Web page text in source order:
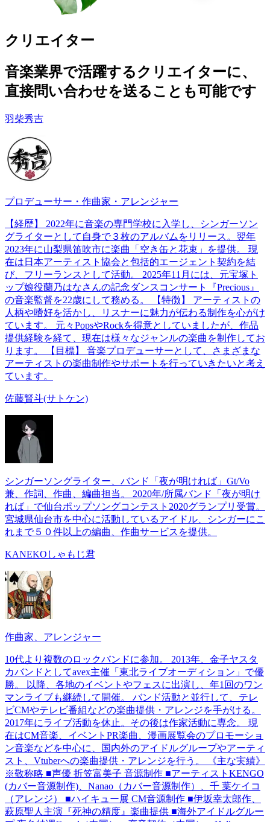
クリエイター
音楽業界で活躍するクリエイターに、
直接問い合わせを送ることも可能です
羽柴秀吉
プロデューサー・作曲家・アレンジャー
【経歴】 2022年に音楽の専門学校に入学し、シンガーソン
グライターとして自身で３枚のアルバムをリリース。翌年
2023年に山梨県笛吹市に楽曲「空き缶と花束」を提供。 現
在は日本アーティスト協会と包括的エージェント契約を結
び、フリーランスとして活動。 2025年11月には、元宝塚ト
ップ娘役蘭乃はなさんの記念ダンスコンサート『Precious』
の音楽監督を22歳にして務める。 【特徴】 アーティストの
人柄や嗜好を活かし、リスナーに魅力が伝わる制作を心がけ
ています。 元々PopsやRockを得意としていましたが、作品
提供経験を経て、現在は様々なジャンルの楽曲を制作してお
ります。 【目標】 音楽プロデューサーとして、さまざまな
アーティストの楽曲制作やサポートを行っていきたいと考え
ています。
佐藤賢斗(サトケン)
シンガーソングライター、バンド「夜が明ければ」Gt/Vo
兼、作詞、作曲、編曲担当。 2020年/所属バンド「夜が明け
れば」で仙台ポップソングコンテスト2020グランプリ受賞。
宮城県仙台市を中心に活動しているアイドル、シンガーにこ
れまで５０件以上の編曲、作曲サービスを提供。
KANEKOしゃもじ君
作曲家、アレンジャー
10代より複数のロックバンドに参加。 2013年、金子ヤスタ
カバンドとしてavex主催「東北ライブオーディション」で優
勝。 以降、各地のイベントやフェスに出演し、年1回のワン
マンライブも継続して開催。 バンド活動と並行して、テレ
ビCMやテレビ番組などの楽曲提供・アレンジを手がける。
2017年にライブ活動を休止。その後は作家活動に専念。 現
在はCM音楽、イベントPR楽曲、漫画展覧会のプロモーショ
ン音楽などを中心に、国内外のアイドルグループやアーティ
スト、Vtuberへの楽曲提供・アレンジを行う。 《主な実績》
※敬称略 ■声優 折笠富美子 音源制作 ■アーティストKENGO
(カバー音源制作)、Nanao（カバー音源制作）、千 葉ケイコ
（アレンジ） ■ハイキュー展 CM音源制作 ■伊坂幸太郎作、
萩原聖人主演『死神の精度』楽曲提供 ■海外アイドルグルー